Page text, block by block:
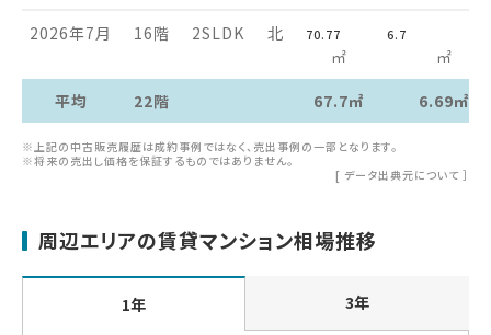
2026年7月 16階 2SLDK 北 70.77
㎡
6.7
㎡
平均
22階 67.7㎡ 6.69㎡
※上記の中古販売履歴は成約事例ではなく、売出事例の一部となります。
※将来の売出し価格を保証するものではありません。
[ データ出典元について ］
周辺エリアの賃貸マンション相場推移
1年 3年